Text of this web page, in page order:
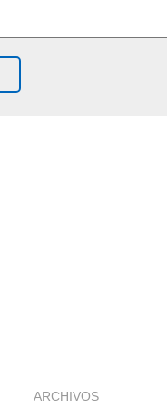
ARCHIVOS